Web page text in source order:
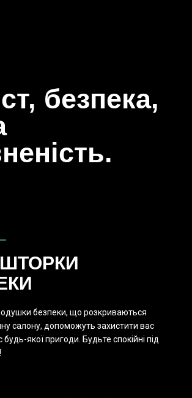
безпека,
ШТОРКИ
безпеки, що розкриваються
салону, допоможуть захистити вас
якої пригоди. Будьте спокійні під